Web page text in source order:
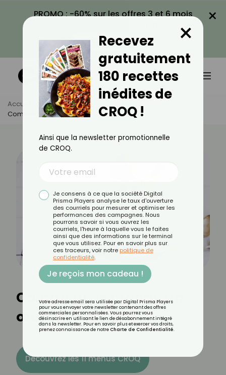
PROMO : -60% sur les offres 3 et 6 mois
VOIR LA PROMO
×
Accueil Actus
Alimentation
Comment Se Mange Un Œuf À La Coque ?
Comment se mange un
œuf à la coque ?
Découvrez les 11 menus CROQ
Recevez
gratuitement
180 recettes
inédites de
CROQ !
×
Ainsi que la newsletter promotionnelle
de CROQ.
Je consens à ce que la société Digital
Prisma Players analyse le taux d'ouverture
des courriels pour mesurer et optimiser les
performances des campagnes. Nous
pourrons savoir si vous ouvrez les
courriels, l'heure à laquelle vous le faites
ainsi que des informations sur le terminal
que vous utilisez. Pour en savoir plus sur
ces traceurs, voir notre politique de
confidentialité.
Je reçois mon cadeau !
Votre adresse email sera utilisée par Digital Prisma Players
pour vous envoyer votre newsletter contenant des offres
commerciales personnalisées. Vous pourrez vous
désinscrire en utilisant le lien de désabonnement intégré
dans la newsletter. Pour en savoir plus et exercer vos droits,
prenez connaissance de notre Charte de Confidentialité.